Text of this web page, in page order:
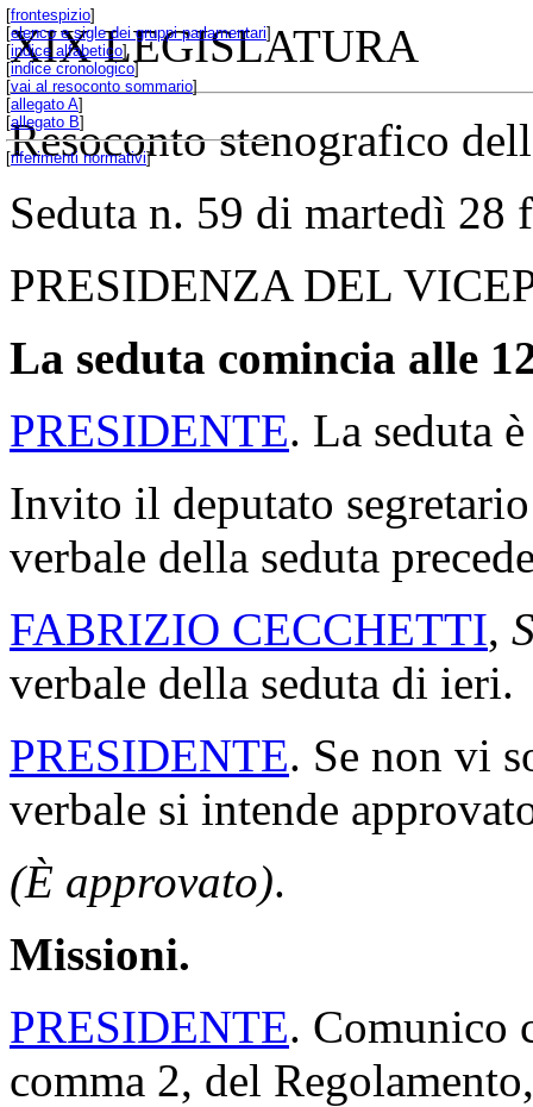
XIX LEGISLATURA
Resoconto stenografico
Seduta n. 59 di martedì 28
[frontespizio]
[elenco e sigle dei gruppi parlamentari]
[indice alfabetico]
[indice cronologico]
[vai al resoconto sommario]
[allegato A]
[allegato B]
[riferimenti normativi]
PRESIDENZA DEL
La seduta comincia alle
PRESIDENTE. La seduta
Invito il deputato
verbale della seduta
FABRIZIO CECCHETTI,
verbale della seduta di ieri.
PRESIDENTE. Se non vi
verbale si intende
(È approvato).
Missioni.
PRESIDENTE. Comunico
comma 2, del